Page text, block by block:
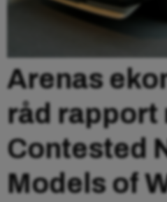
Arenas
råd rapport
Contested
Models of